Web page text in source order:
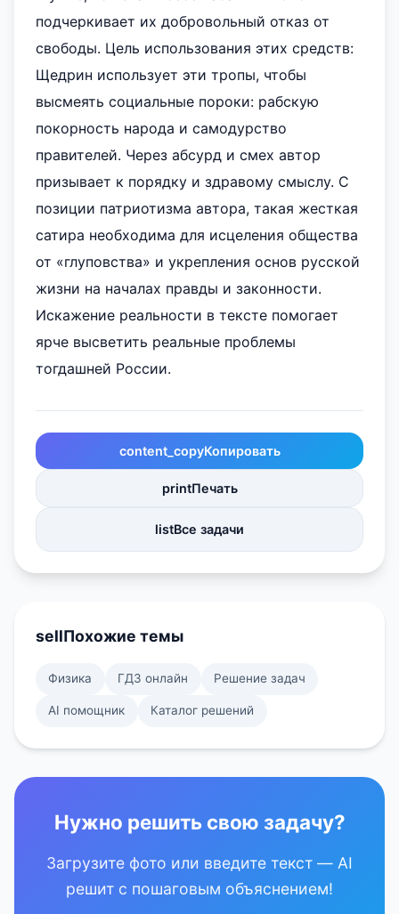
подчеркивает их добровольный отказ от
свободы. Цель использования этих средств:
Щедрин использует эти тропы, чтобы
высмеять социальные пороки: рабскую
покорность народа и самодурство
правителей. Через абсурд и смех автор
призывает к порядку и здравому смыслу. С
позиции патриотизма автора, такая жесткая
сатира необходима для исцеления общества
от «глуповства» и укрепления основ русской
жизни на началах правды и законности.
Искажение реальности в тексте помогает
ярче высветить реальные проблемы
тогдашней России.
content_copyКопировать
printПечать
listВсе задачи
sellПохожие темы
Физика ГДЗ онлайн Решение задач
AI помощник Каталог решений
Нужно решить свою задачу?
Загрузите фото или введите текст — AI
решит с пошаговым объяснением!